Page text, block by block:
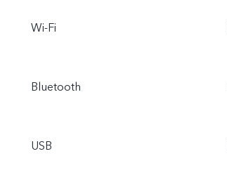
Wi-Fi
Bluetooth
USB